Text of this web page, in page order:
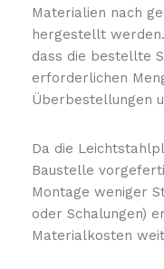
Materialien nach
hergestellt
dass die bestellte
erforderlichen
Überbestellungen
Da die
Baustelle
Montage weniger
oder Schalungen)
Materialkosten